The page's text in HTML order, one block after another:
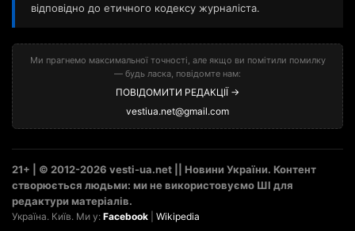
відповідно до етичного кодексу журналіста.
Ми прагнемо максимальної точності, але якщо ви помітили помилку
— будь ласка, повідомте нам:
ПОВІДОМИТИ РЕДАКЦІЇ →
vestiua.net@gmail.com
21+ | © 2012-2026 vesti-ua.net || Новини України. Контент
створюється людьми: ми не використовуємо ШІ для
редактури матеріалів.
Україна. Київ. Ми у: Facebook Wikipedia